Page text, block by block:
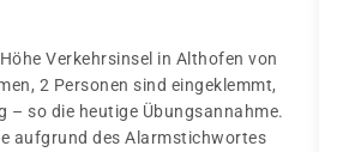
Verkehrsinsel in Althofen von
2 Personen sind eingeklemmt,
– so die heutige Übungsannahme.
aufgrund des Alarmstichwortes